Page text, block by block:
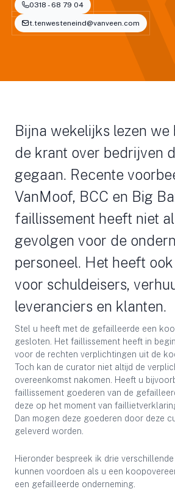
0318 - 68 79 04
t.tenwesteneind@vanveen.com
Bijna wekelijks lezen we
de krant over bedrijven
gegaan. Recente
VanMoof, BCC en Big
faillissement heeft niet
gevolgen voor de
personeel. Het heeft
voor schuldeisers,
leveranciers en klanten.
Stel u heeft met de gefailleerde een
gesloten. Het faillissement heeft in
voor de rechten verplichtingen uit de
Toch kan de curator niet altijd de
overeenkomst nakomen. Heeft u
faillissement goederen van de
deze op het moment van
Dan mogen deze goederen door deze
geleverd worden.
Hieronder bespreek ik drie
kunnen voordoen als u een
een gefailleerde onderneming.